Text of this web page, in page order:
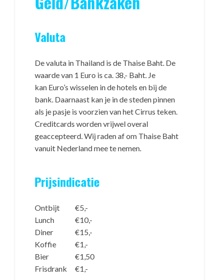
Valuta
De valuta in Thailand is de Thaise Baht. De
waarde van 1 Euro is ca. 38,- Baht. Je
kan Euro’s wisselen in de hotels en bij de
bank. Daarnaast kan je in de steden pinnen
als je pasje is voorzien van het Cirrus teken.
Creditcards worden vrijwel overal
geaccepteerd. Wij raden af om Thaise Baht
vanuit Nederland mee te nemen.
Prijsindicatie
Ontbijt
€5,-
Lunch
€10,-
Diner
€15,-
Koffie
€1,-
Bier
€1,50
Frisdrank
€1,-